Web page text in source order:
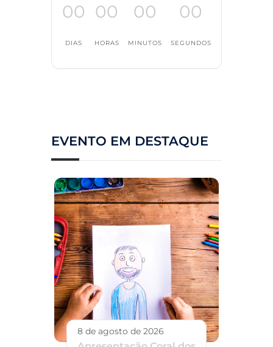
00
DIAS
00
HORAS
00
MINUTOS
00
SEGUNDOS
EVENTO EM DESTAQUE
8 de agosto de 2026